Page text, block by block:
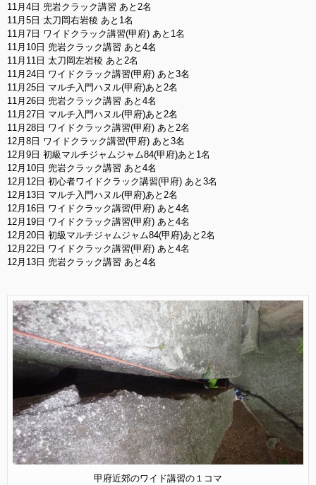
11月4日 兜岩クラック講習 あと2名
11月5日 太刀岡右岩稜 あと1名
11月7日 ワイドクラック講習(甲府) あと1名
11月10日 兜岩クラック講習 あと4名
11月11日 太刀岡左岩稜 あと2名
11月24日 ワイドクラック講習(甲府) あと3名
11月25日 マルチ入門ハヌル(甲府)あと2名
11月26日 兜岩クラック講習 あと4名
11月27日 マルチ入門ハヌル(甲府)あと2名
11月28日 ワイドクラック講習(甲府) あと2名
12月8日 ワイドクラック講習(甲府) あと3名
12月9日 初級マルチジャムジャム84(甲府)あと1名
12月10日 兜岩クラック講習 あと4名
12月12日 初心者ワイドクラック講習(甲府) あと3名
12月13日 マルチ入門ハヌル(甲府)あと2名
12月16日 ワイドクラック講習(甲府) あと4名
12月19日 ワイドクラック講習(甲府) あと4名
12月20日 初級マルチジャムジャム84(甲府)あと2名
12月22日 ワイドクラック講習(甲府) あと4名
12月13日 兜岩クラック講習 あと4名
甲府近郊のワイド講習の１コマ